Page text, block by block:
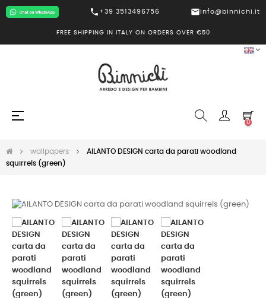
call +39 3513496756 mailinfo@binnichi.it
FREE SHIPPING IN ITALY ON ORDERS OVER €50
Toggle
☰
0
wallpapers
AILANTO DESIGN carta da parati woodland
squirrels (green)